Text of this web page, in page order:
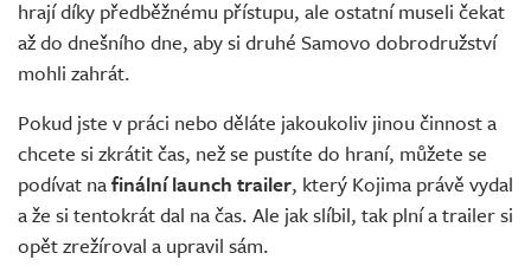
hrají díky předběžnému přístupu, ale ostatní museli čekat
až do dnešního dne, aby si druhé Samovo dobrodružství
mohli zahrát.
Pokud jste v práci nebo děláte jakoukoliv jinou činnost a
chcete si zkrátit čas, než se pustíte do hraní, můžete se
podívat nafinální launch trailer, který Kojima právě vydal
a že si tentokrát dal na čas. Ale jak slíbil, tak plní a trailer si
opět zrežíroval a upravil sám.